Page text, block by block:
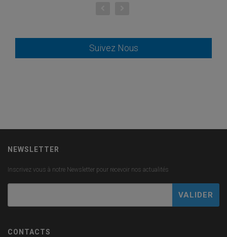
Suivez Nous
NEWSLETTER
Inscrivez vous à notre Newsletter pour recevoir nos actualités
CONTACTS